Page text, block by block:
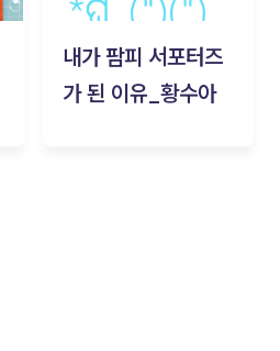
내가 팜피 서포터즈
가 된 이유_황수아